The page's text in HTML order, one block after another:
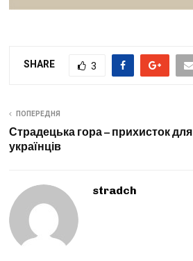
SHARE 3
ПОПЕРЕДНЯ
Страдецька гора – прихисток для
українців
stradch